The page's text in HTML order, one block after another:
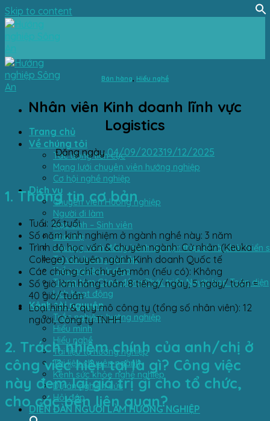
Skip to content
Trang chủ
Về chúng tôi
Tác động tích cực
Mạng lưới chuyên viên hướng nghiệp
Cơ hội nghề nghiệp
Dịch vụ
Chuyên viên Hướng nghiệp
Người đi làm
Học sinh – Sinh viên
Cha mẹ
Chương trình đồng hành du học thạc sĩ và phát triển
Tư vấn hướng nghiệp
Trắc nghiệm Indigo
Trung tâm Cộng đồng Phát triển Người học Toàn diện
Lịch hoạt động
Kênh tài nguyên
Trắc nghiệm hướng nghiệp
Hiểu mình
Hiểu nghề
Tài liệu tự hướng nghiệp
Tài liệu chuyên ngành
Kênh sức khỏe nghề nghiệp
Dự án nghiên cứu
Hỏi đáp
DIỄN ĐÀN NGƯỜI LÀM HƯỚNG NGHIỆP
Bán hàng, Hiểu nghề
Nhân viên Kinh doanh lĩnh vực
Logistics
Đăng ngày04/09/202319/12/2025
1. Thông tin cơ bản
Tuổi: 26 tuổi
Số năm kinh nghiệm ở ngành nghề này: 3 năm
Trình độ học vấn & chuyên ngành: Cử nhân (Keuka
College) chuyên ngành Kinh doanh Quốc tế
Các chứng chỉ chuyên môn (nếu có): Không
Số giờ làm hằng tuần: 8 tiếng/ ngày, 5 ngày/ tuần =
40 giờ/ tuần
Loại hình & quy mô công ty (tổng số nhân viên): 12
người, Công ty TNHH
2. Trách nhiệm chính của anh/chị ở
công việc hiện tại là gì? Công việc
này đem lại giá trị gì cho tổ chức,
cho các bên liên quan?